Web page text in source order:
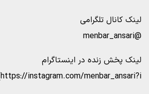
لینک کانال تلگرامی
@menbar_ansari
لینک پخش زنده در اینستاگرام
https://instagram.com/menbar_ansari?i)